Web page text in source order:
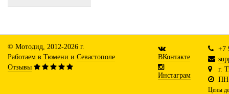
© Мотодид, 2012-2026 г.
Работаем в Тюмени и Севастополе
Отзывы
ВКонтакте
Инстаграм
+7
г.
Цены